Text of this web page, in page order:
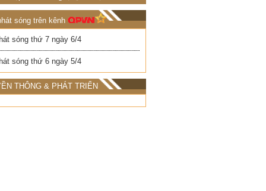
sóng trên kênh
sóng thứ 7 ngày 6/4
sóng thứ 6 ngày 5/4
THÔNG & PHÁT TRIỂN